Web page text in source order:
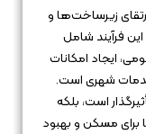
زیرساخت‌ها و
فرآیند شامل
ایجاد امکانات
شهری است.
است، بلکه
برای مسکن و بهبود